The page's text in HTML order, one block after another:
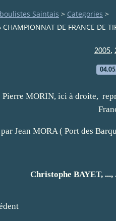
Saintais > Categories >
DE FRANCE DE
2005,
Pierre MORIN, ici à droite,
Jean MORA ( Port des
Christophe BAYET,